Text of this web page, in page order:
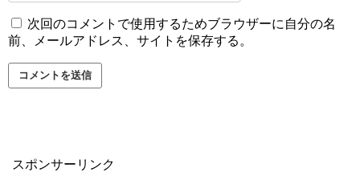
次回のコメントで使用するためブラウザーに自分の名
前、メールアドレス、サイトを保存する。
スポンサーリンク